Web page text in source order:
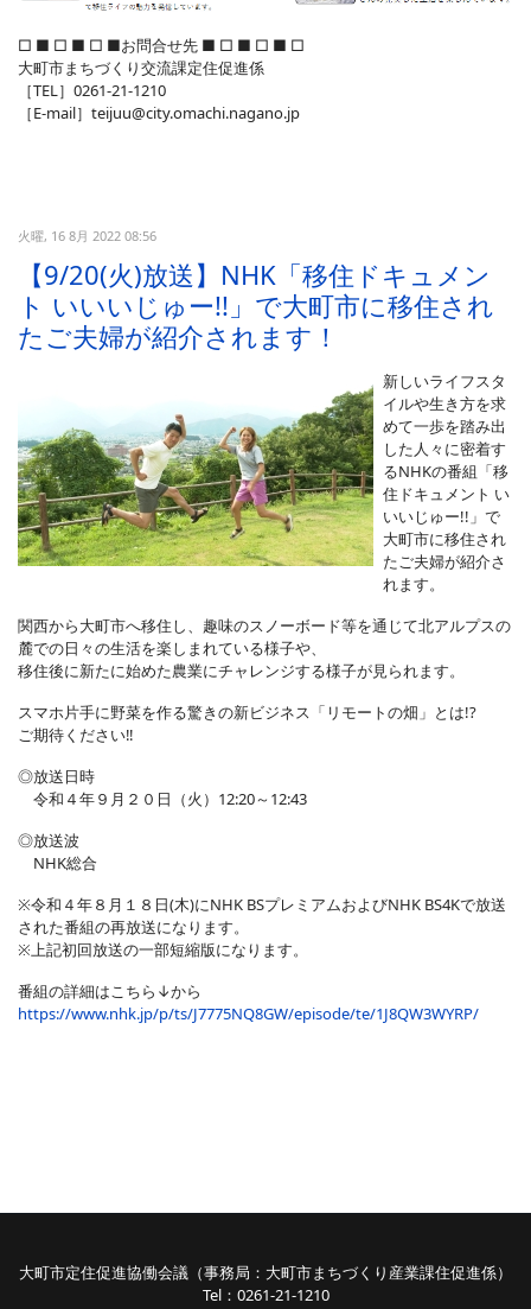
□ ■ □ ■ □ ■お問合せ先 ■ □ ■ □ ■ □
大町市まちづくり交流課定住促進係
［TEL］0261-21-1210
［E-mail］ teijuu@city.omachi.nagano.jp
火曜, 16 8月 2022 08:56
【9/20(火)放送】NHK「移住ドキュメン
ト いいいじゅー!!」で大町市に移住され
たご夫婦が紹介されます！
新しいライフスタ
イルや生き方を求
めて一歩を踏み出
した人々に密着す
るNHKの番組「移
住ドキュメント い
いいじゅー!!」で
大町市に移住され
たご夫婦が紹介さ
れます。
関西から大町市へ移住し、趣味のスノーボード等を通じて北アルプスの
麓での日々の生活を楽しまれている様子や、
移住後に新たに始めた農業にチャレンジする様子が見られます。
スマホ片手に野菜を作る驚きの新ビジネス「リモートの畑」とは!?
ご期待ください‼
◎放送日時
令和４年９月２０日（火）12:20～12:43
◎放送波
NHK総合
※令和４年８月１８日(木)にNHK BSプレミアムおよびNHK BS4Kで放送
された番組の再放送になります。
※上記初回放送の一部短縮版になります。
番組の詳細はこちら↓から
https://www.nhk.jp/p/ts/J7775NQ8GW/episode/te/1J8QW3WYRP/
大町市定住促進協働会議（事務局：大町市まちづくり産業課住促進係）
Tel：0261-21-1210